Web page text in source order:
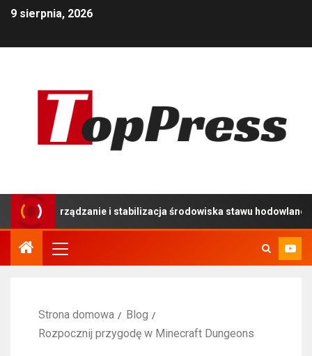
9 sierpnia, 2026
i stabilizacja środowiska stawu hodowlanego
Strona domowa
Blog
Rozpocznij przygodę w Minecraft Dungeons